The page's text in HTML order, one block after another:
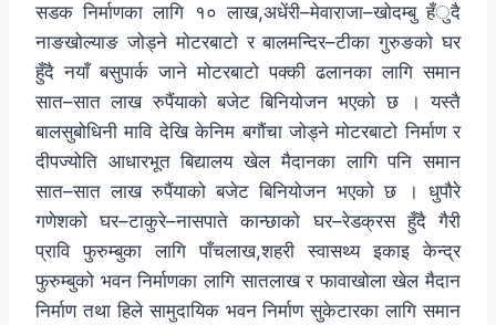
सडक निर्माणका लागि १० लाख,अधेंरी–मेवाराजा–खोदम्बु हँुदै
नाङखोल्याङ जोड्ने मोटरबाटो र बालमन्दिर–टीका गुरुङको घर
हुँदै नयाँ बसुपार्क जाने मोटरबाटो पक्की ढलानका लागि समान
सात–सात लाख रुपैंयाको बजेट बिनियोजन भएको छ । यस्तै
बालसुबोधिनी मावि देखि केनिम बगौंचा जोड्ने मोटरबाटो निर्माण र
दीपज्योति आधारभूत बिद्यालय खेल मैदानका लागि पनि समान
सात–सात लाख रुपैंयाको बजेट बिनियोजन भएको छ । धुपौरे
गणेशको घर–टाकुरे–नासपाते कान्छाको घर–रेडक्रस हुँदै गैरी
प्रावि फुरुम्बुका लागि पाँचलाख,शहरी स्वासथ्य इकाइ केन्द्र
फुरुम्बुको भवन निर्माणका लागि सातलाख र फावाखोला खेल मैदान
निर्माण तथा हिले सामुदायिक भवन निर्माण सुकेटारका लागि समान